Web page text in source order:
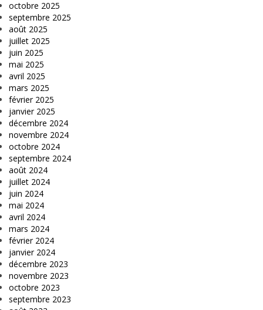
octobre 2025
septembre 2025
août 2025
juillet 2025
juin 2025
mai 2025
avril 2025
mars 2025
février 2025
janvier 2025
décembre 2024
novembre 2024
octobre 2024
septembre 2024
août 2024
juillet 2024
juin 2024
mai 2024
avril 2024
mars 2024
février 2024
janvier 2024
décembre 2023
novembre 2023
octobre 2023
septembre 2023